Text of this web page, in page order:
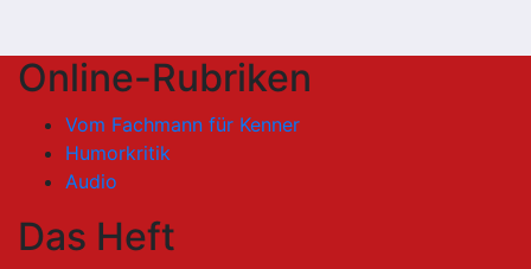
Online-Rubriken
Vom Fachmann für Kenner
Humorkritik
Audio
Das Heft